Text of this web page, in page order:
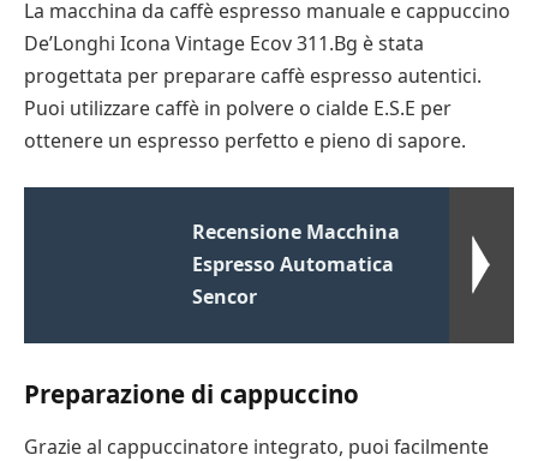
La macchina da caffè espresso manuale e cappuccino
De’Longhi Icona Vintage Ecov 311.Bg è stata
progettata per preparare caffè espresso autentici.
Puoi utilizzare caffè in polvere o cialde E.S.E per
ottenere un espresso perfetto e pieno di sapore.
Recensione Macchina
Espresso Automatica
Sencor
Preparazione di cappuccino
Grazie al cappuccinatore integrato, puoi facilmente